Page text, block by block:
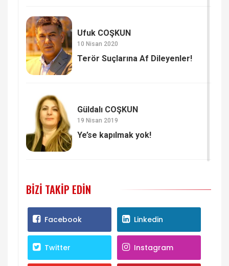
Ufuk COŞKUN
10 Nisan 2020
Terör Suçlarına Af Dileyenler!
Güldalı COŞKUN
19 Nisan 2019
Ye’se kapılmak yok!
BIZI TAKIP EDIN
Facebook Linkedin
Twitter Instagram